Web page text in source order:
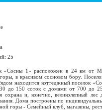
25
«Сосны 1» расположен в 24 км от
в красивом сосновом бору.
находится коттеджный поселок
до 150 соток с домами от 700 до
охрана и, конечно, великолепный
Дома построены по
горы - Семейный клуб, магазины,